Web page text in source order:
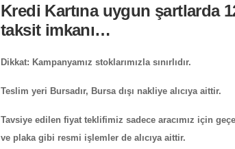
Kredi Kartına uygun şartlarda
taksit imkanı…
Dikkat: Kampanyamız stoklarımızla sınırlıdır.
Teslim yeri Bursadır, Bursa dışı nakliye alıcıya aittir.
Tavsiye edilen fiyat teklifimiz sadece aracımız için
ve plaka gibi resmi işlemler de alıcıya aittir.